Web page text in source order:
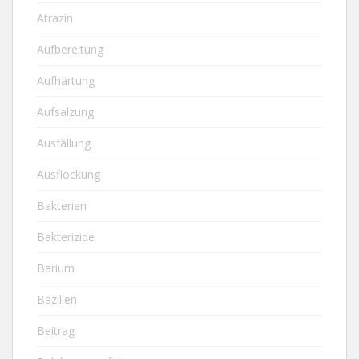
Atrazin
Aufbereitung
Aufhärtung
Aufsalzung
Ausfällung
Ausflockung
Bakterien
Bakterizide
Barium
Bazillen
Beitrag